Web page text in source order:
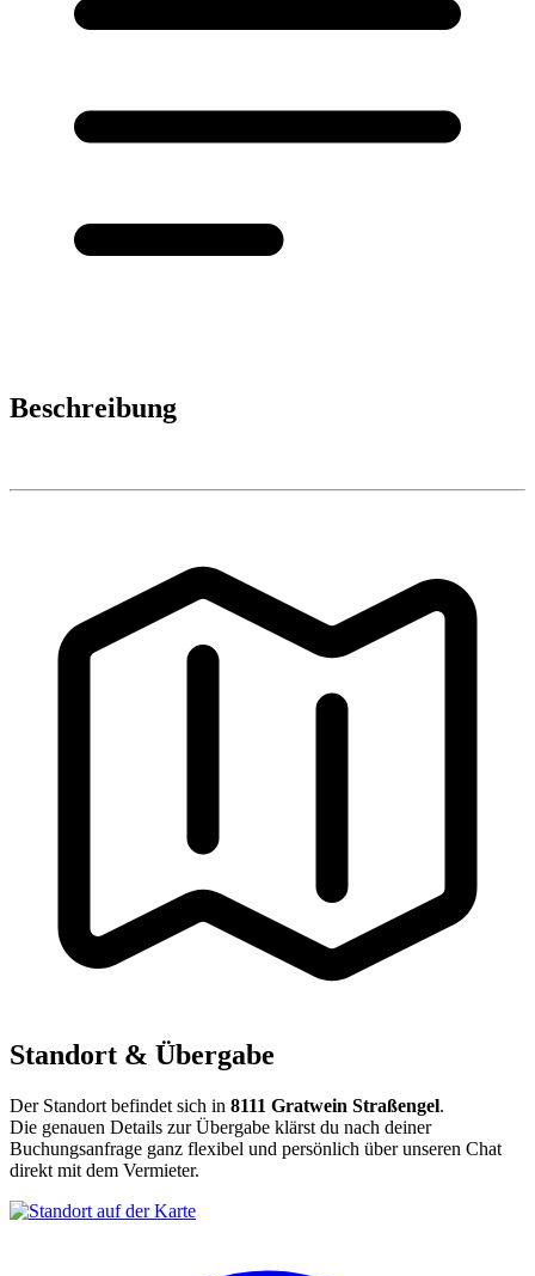
Beschreibung
Standort & Übergabe
Der Standort befindet sich in 8111 Gratwein Straßengel.
Die genauen Details zur Übergabe klärst du nach deiner
Buchungsanfrage ganz flexibel und persönlich über unseren Chat
direkt mit dem Vermieter.